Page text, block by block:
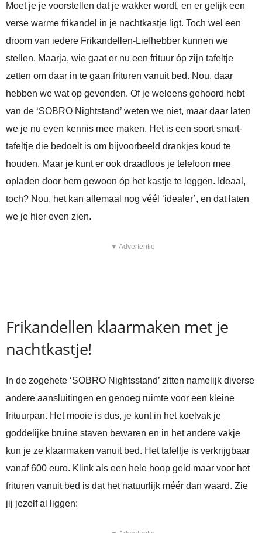
Moet je je voorstellen dat je wakker wordt, en er gelijk een
verse warme frikandel in je nachtkastje ligt. Toch wel een
droom van iedere Frikandellen-Liefhebber kunnen we
stellen. Maarja, wie gaat er nu een frituur óp zijn tafeltje
zetten om daar in te gaan frituren vanuit bed. Nou, daar
hebben we wat op gevonden. Of je weleens gehoord hebt
van de ‘SOBRO Nightstand’ weten we niet, maar daar laten
we je nu even kennis mee maken. Het is een soort smart-
tafeltje die bedoelt is om bijvoorbeeld drankjes koud te
houden. Maar je kunt er ook draadloos je telefoon mee
opladen door hem gewoon óp het kastje te leggen. Ideaal,
toch? Nou, het kan allemaal nog véél ‘idealer’, en dat laten
we je hier even zien.
▼ Advertentie
Frikandellen klaarmaken met je
nachtkastje!
In de zogehete ‘SOBRO Nightsstand’ zitten namelijk diverse
andere aansluitingen en genoeg ruimte voor een kleine
frituurpan. Het mooie is dus, je kunt in het koelvak je
goddelijke bruine staven bewaren en in het andere vakje
kun je ze klaarmaken vanuit bed. Het tafeltje is verkrijgbaar
vanaf 600 euro. Klink als een hele hoop geld maar voor het
frituren vanuit bed is dat het natuurlijk méér dan waard. Zie
jij jezelf al liggen: